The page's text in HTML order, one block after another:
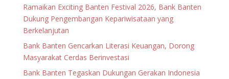
Ramaikan Exciting Banten Festival 2026, Bank Banten
Dukung Pengembangan Kepariwisataan yang
Berkelanjutan
Bank Banten Gencarkan Literasi Keuangan, Dorong
Masyarakat Cerdas Berinvestasi
Bank Banten Tegaskan Dukungan Gerakan Indonesia